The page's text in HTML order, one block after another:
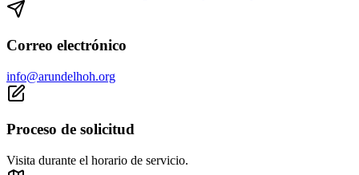
Correo electrónico
info@arundelhoh.org
Proceso de solicitud
Visita durante el horario de servicio.